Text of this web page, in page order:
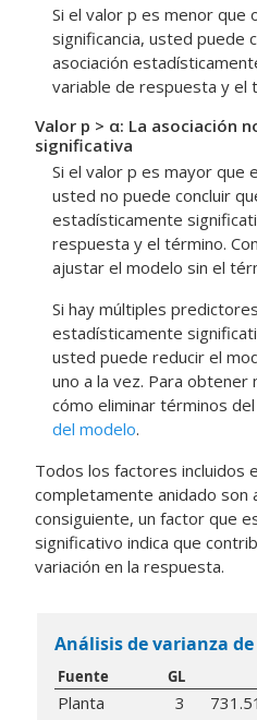
Si el valor p es menor que
significancia, usted puede
asociación
variable de respuesta y el
Valor p > α: La asociación
significativa
Si el valor p es mayor que
usted no puede concluir
estadísticamente
respuesta y el término.
ajustar el modelo sin el
Si hay múltiples
estadísticamente
usted puede reducir el
uno a la vez. Para obtener
cómo eliminar términos
del modelo.
Todos los factores incluidos
completamente anidado son
consiguiente, un factor que
significativo indica que
variación en la respuesta.
Análisis de varianza de
Fuente GL
Planta 3